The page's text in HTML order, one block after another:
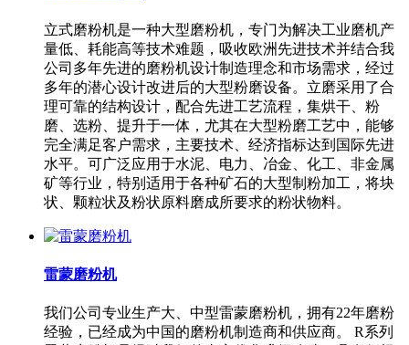
立式磨粉机是一种大型磨粉机，专门为解决工业磨机产
量低、耗能高等技术难题，吸收欧洲先进技术并结合我
公司多年先进的磨粉机设计制造理念和市场需求，经过
多年的潜心设计改进后的大型粉磨设备。立磨采用了合
理可靠的结构设计，配合先进工艺流程，集烘干、粉
磨、选粉、提升于一体，尤其在大型粉磨工艺中，能够
完全满足客户需求，主要技术、经济指标达到国际先进
水平。可广泛应用于水泥、电力、冶金、化工、非金属
矿等行业，特别适用于各种矿石的大型制粉加工，将块
状、颗粒状及粉状原料磨成所要求的粉状物料。
雷蒙磨粉机
我们公司专业生产大、中型雷蒙磨粉机，拥有22年磨粉
经验，已经成为中国的磨粉机制造商和供应商。 R系列